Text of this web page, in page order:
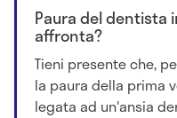
Paura del dentista
affronta?
Tieni presente che,
la paura della prima
legata ad un'ansia